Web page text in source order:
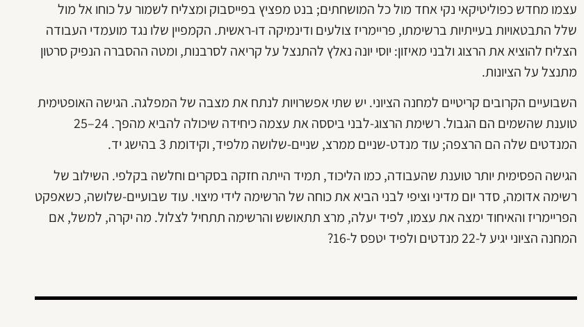
עצמו מחדש כפוליטיקאי נקי אחד מול כל המושחתים; בנט מפציץ בפייסבוק ומצליח לשמור על כוחו אל מול
שלל התבטאויות בעייתיות ברשימתו, פריימריז צולעים ודינמיקה דו-ראשית. הקמפיין שלו נגד מועמדי העבודה
הצליח להוציא את הרצוג ולבני מאיזון: יוסי יונה נאלץ להתנצל על קריאה לסרבנות, ומטה ההסברה הנפיק סרטון
מתנצל על הציונות.
השבועיים הקרובים קריטיים למחנה הציוני. יש שתי אפשרויות לנתח את מצבה של המפלגה. הגישה האופטימית
טוענת שהשמים הם הגבול. רשימת הרצוג-לבני ביססה את עצמה כיחידה שיכולה להביא מהפך. 24–25
המנדטים שלה הם הרצפה; עוד מנדט-שניים ממרצ, שניים-שלושה מלפיד, וקידומת 3 בהישג יד.
הגישה הפסימית יותר טוענת שהעבודה, כמו הליכוד, תמיד הייתה חזקה בסקרים וחלשה בקלפי. השילוב של
רשימה אדומה, סדר יום מדיני וציפי לבני הביא את כוחה של הרשימה לידי מיצוי. עוד שבועיים-שלושה, כשאפקט
הפריימריז והאיחוד ימצה את עצמו, לפיד יעלה, מרצ תתאושש והרשימה תתחיל לצלול. מה יקרה, למשל, אם
המחנה הציוני יגיע ל-22 מנדטים ולפיד יטפס ל-16?